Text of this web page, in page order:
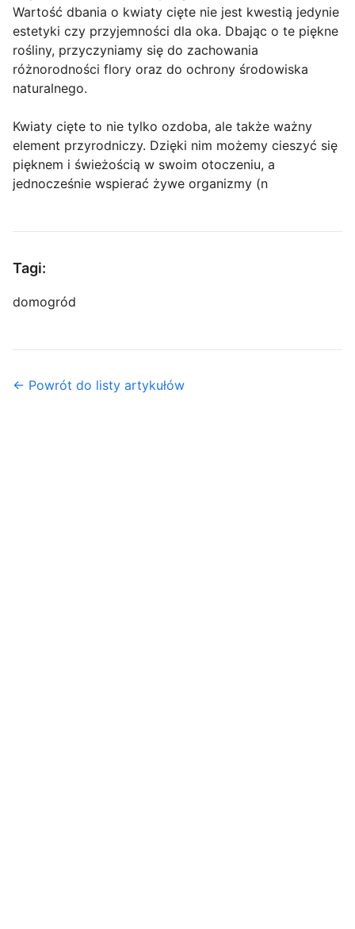
Wartość dbania o kwiaty cięte nie jest kwestią jedynie
estetyki czy przyjemności dla oka. Dbając o te piękne
rośliny, przyczyniamy się do zachowania
różnorodności flory oraz do ochrony środowiska
naturalnego.
Kwiaty cięte to nie tylko ozdoba, ale także ważny
element przyrodniczy. Dzięki nim możemy cieszyć się
pięknem i świeżością w swoim otoczeniu, a
jednocześnie wspierać żywe organizmy (n
Tagi:
domogród
← Powrót do listy artykułów